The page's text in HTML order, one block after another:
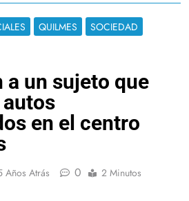
QUILMES
SOCIEDAD
a un sujeto que
en el centro
Años Atrás 0 2 Minutos